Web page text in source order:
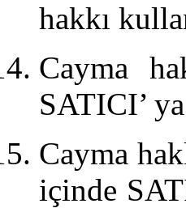
hakkı
Cayma
SATICI’
Cayma
içinde